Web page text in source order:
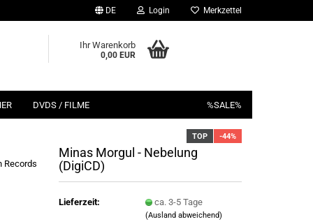
DE Login Merkzettel
Ihr Warenkorb
0,00 EUR
DVDS / FILME %SALE%
Records
TOP -44%
Minas Morgul - Nebelung
(DigiCD)
Lieferzeit: ca. 3-5 Tage
(Ausland abweichend)